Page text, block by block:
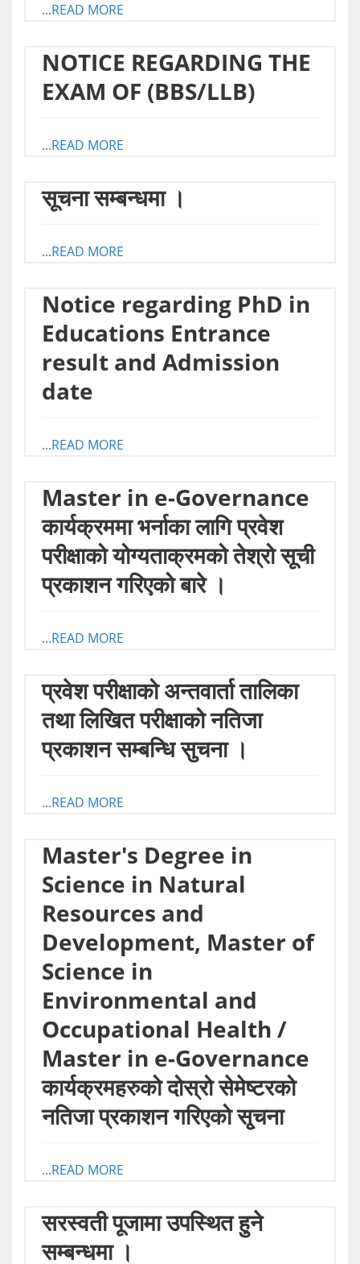
...READ MORE
NOTICE REGARDING THE
EXAM OF (BBS/LLB)
...READ MORE
सूचना सम्बन्धमा ।
...READ MORE
Notice regarding PhD in
Educations Entrance
result and Admission
date
...READ MORE
Master in e-Governance
कार्यक्रममा भर्नाका लागि प्रवेश
परीक्षाको योग्यताक्रमको तेश्रो सूची
प्रकाशन गरिएको बारे ।
...READ MORE
प्रवेश परीक्षाको अन्तवार्ता तालिका
तथा लिखित परीक्षाको नतिजा
प्रकाशन सम्बन्धि सुचना ।
...READ MORE
Master's Degree in
Science in Natural
Resources and
Development, Master of
Science in
Environmental and
Occupational Health /
Master in e-Governance
कार्यक्रमहरुको दोस्रो सेमेष्टरको
नतिजा प्रकाशन गरिएको सृ्चना
...READ MORE
सरस्वती पूजामा उपस्थित हुने
सम्बन्धमा ।